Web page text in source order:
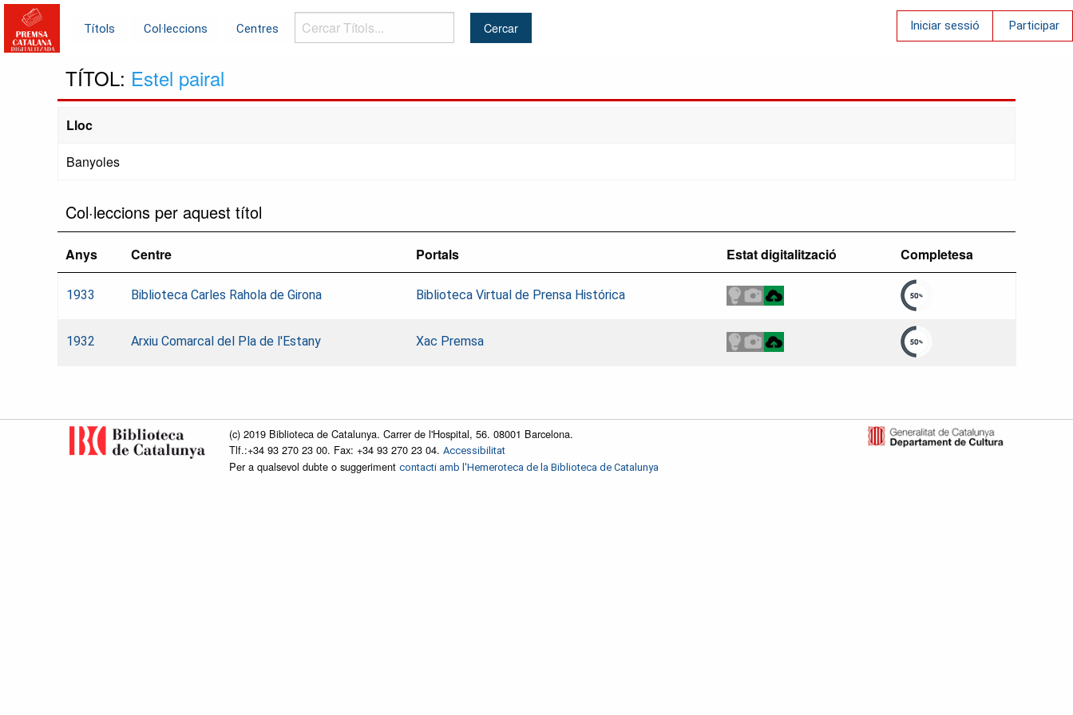
Títols Col·leccions Centres
Cercar
Títols...
Iniciar sessió Participar
TÍTOL: Estel pairal
Lloc
Banyoles
Col·leccions per aquest títol
Anys Centre Portals Estat digitalització Completesa
1933 Biblioteca Carles Rahola de Girona Biblioteca Virtual de Prensa Histórica
1932 Arxiu Comarcal del Pla de l'Estany Xac Premsa
(c) 2019 Biblioteca de Catalunya. Carrer de l'Hospital, 56. 08001 Barcelona.
Tlf.:+34 93 270 23 00. Fax: +34 93 270 23 04. Accessibilitat
Per a qualsevol dubte o suggeriment contacti amb l'Hemeroteca de la Biblioteca de Catalunya